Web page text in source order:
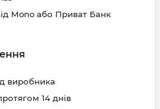
Mono або Приват Банк
виробника
14 днів